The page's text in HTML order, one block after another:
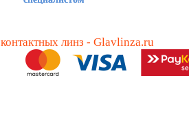
линз - Glavlinza.ru